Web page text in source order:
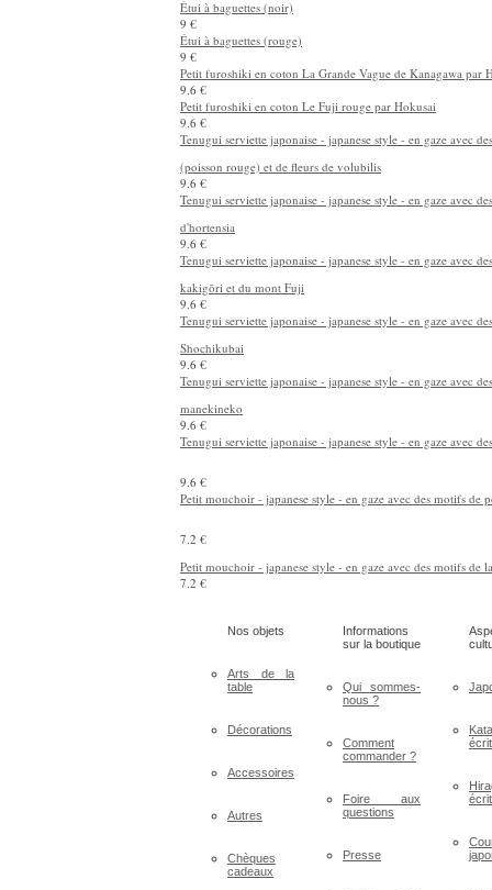
Étui à baguettes (noir)
9 €
Étui à baguettes (rouge)
9 €
Petit furoshiki en coton La Grande Vague de Kanagawa par
9.6 €
Petit furoshiki en coton Le Fuji rouge par Hokusai
9.6 €
Tenugui serviette japonaise - japanese style - en gaze avec
(poisson rouge) et de fleurs de volubilis
9.6 €
Tenugui serviette japonaise - japanese style - en gaze avec
d'hortensia
9.6 €
Tenugui serviette japonaise - japanese style - en gaze avec
kakigōri et du mont Fuji
9.6 €
Tenugui serviette japonaise - japanese style - en gaze avec
Shochikubai
9.6 €
Tenugui serviette japonaise - japanese style - en gaze avec
manekineko
9.6 €
Tenugui serviette japonaise - japanese style - en gaze avec
9.6 €
Petit mouchoir - japanese style - en gaze avec des motifs de
7.2 €
Petit mouchoir - japanese style - en gaze avec des motifs de
7.2 €
Nos objets
Arts de la
table
Décorations
Accessoires
Autres
Chèques
cadeaux
Informations
sur la boutique
Qui sommes-
nous ?
Comment
commander ?
Foire aux
questions
Presse